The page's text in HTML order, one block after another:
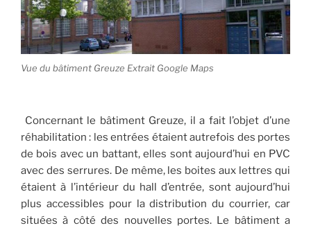
Vue du bâtiment Greuze Extrait Google Maps
Concernant le bâtiment Greuze, il a fait l’objet d’une
réhabilitation : les entrées étaient autrefois des portes
de bois avec un battant, elles sont aujourd’hui en PVC
avec des serrures. De même, les boites aux lettres qui
étaient à l’intérieur du hall d’entrée, sont aujourd’hui
plus accessibles pour la distribution du courrier, car
situées à côté des nouvelles portes. Le bâtiment a